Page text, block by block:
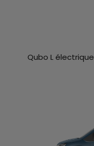
Qubo L électrique